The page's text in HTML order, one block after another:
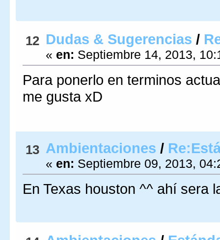
12 Dudas & Sugerencias /
« en: Septiembre 14, 2013,
Para ponerlo en terminos
me gusta xD
13 Ambientaciones /
« en: Septiembre 09, 2013,
En Texas houston ^^ ahí sera